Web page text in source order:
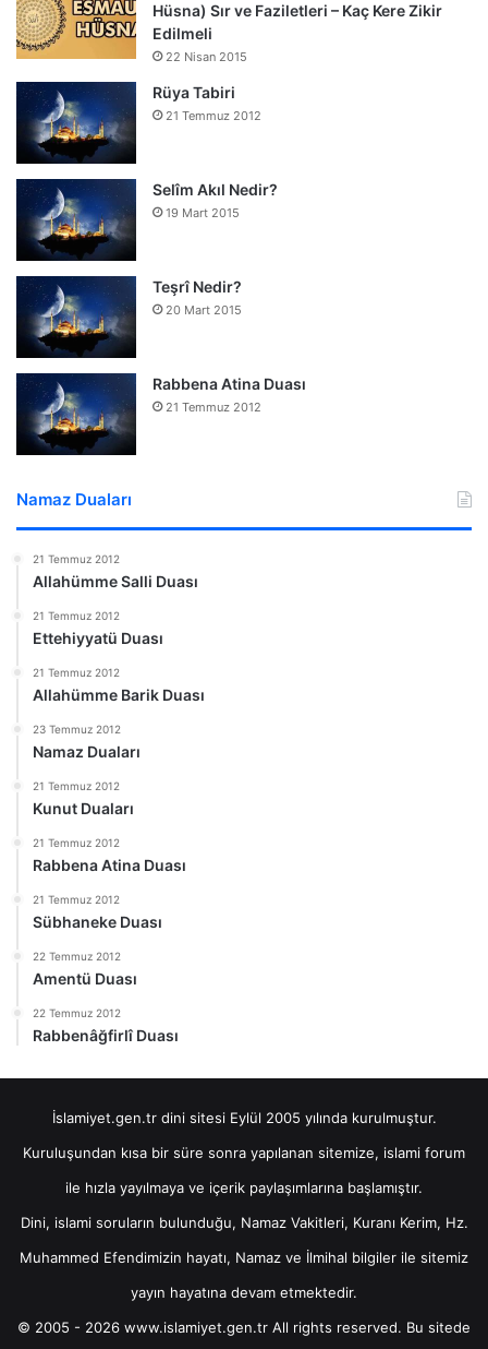
Hüsna) Sır ve Faziletleri – Kaç Kere Zikir
Edilmeli
22 Nisan 2015
Rüya Tabiri
21 Temmuz 2012
Selîm Akıl Nedir?
19 Mart 2015
Teşrî Nedir?
20 Mart 2015
Rabbena Atina Duası
21 Temmuz 2012
Namaz Duaları
21 Temmuz 2012
Allahümme Salli Duası
21 Temmuz 2012
Ettehiyyatü Duası
21 Temmuz 2012
Allahümme Barik Duası
23 Temmuz 2012
Namaz Duaları
21 Temmuz 2012
Kunut Duaları
21 Temmuz 2012
Rabbena Atina Duası
21 Temmuz 2012
Sübhaneke Duası
22 Temmuz 2012
Amentü Duası
22 Temmuz 2012
Rabbenâğfirlî Duası
İslamiyet.gen.tr dini sitesi Eylül 2005 yılında kurulmuştur.
Kuruluşundan kısa bir süre sonra yapılanan sitemize, islami forum
ile hızla yayılmaya ve içerik paylaşımlarına başlamıştır.
Dini, islami soruların bulunduğu, Namaz Vakitleri, Kuranı Kerim, Hz.
Muhammed Efendimizin hayatı, Namaz ve İlmihal bilgiler ile sitemiz
yayın hayatına devam etmektedir.
© 2005 - 2026 www.islamiyet.gen.tr All rights reserved. Bu sitede